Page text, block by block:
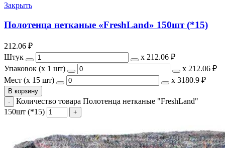
Закрыть
Полотенца нетканые «FreshLand» 150шт (*15)
212.06 ₽
Штук
х 212.06 ₽
Упаковок (x 1 шт)
х 212.06 ₽
Мест (x 15 шт)
х 3180.9 ₽
В корзину
Количество товара Полотенца нетканые "FreshLand"
150шт (*15)